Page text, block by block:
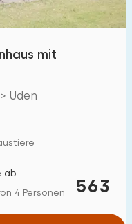
mit
Uden
563
ab
4 Personen